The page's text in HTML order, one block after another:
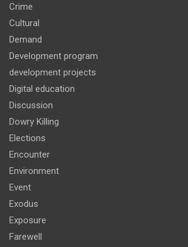
Crime
Cultural
Demand
Development program
development projects
Digital education
Discussion
Dowry Killing
Elections
Encounter
Environment
Event
Exodus
Exposure
Farewell